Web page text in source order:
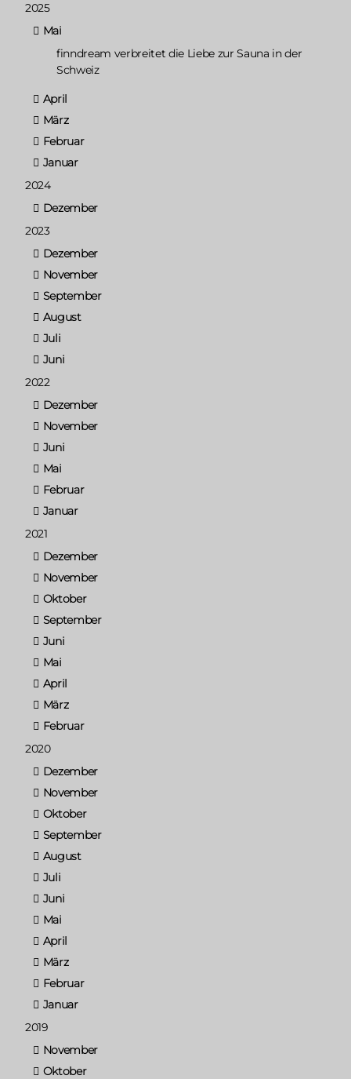
2025
Mai
finndream verbreitet die Liebe zur Sauna in der
Schweiz
April
März
Februar
Januar
2024
Dezember
2023
Dezember
November
September
August
Juli
Juni
2022
Dezember
November
Juni
Mai
Februar
Januar
2021
Dezember
November
Oktober
September
Juni
Mai
April
März
Februar
2020
Dezember
November
Oktober
September
August
Juli
Juni
Mai
April
März
Februar
Januar
2019
November
Oktober